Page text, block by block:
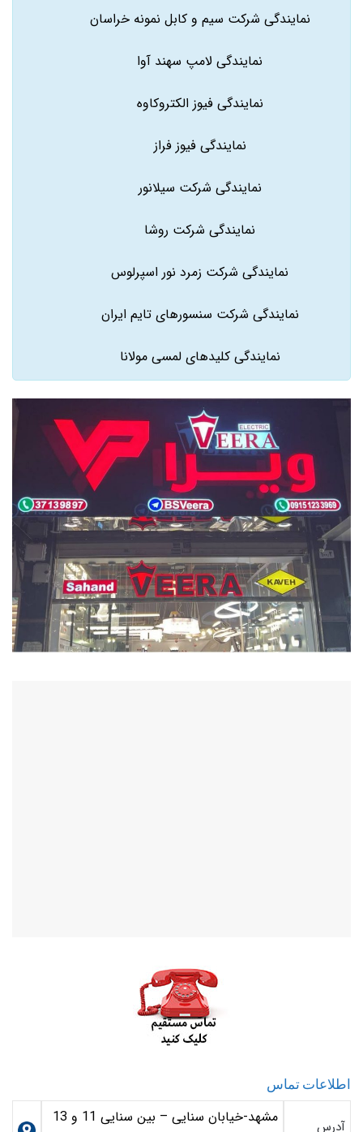
نمایندگی شرکت سیم و کابل نمونه خراسان
نمایندگی لامپ سهند آوا
نمایندگی فیوز الکتروکاوه
نمایندگی فیوز فراز
نمایندگی شرکت سیلانور
نمایندگی شرکت روشا
نمایندگی شرکت زمرد نور اسپرلوس
نمایندگی شرکت سنسورهای تایم ایران
نمایندگی کلیدهای لمسی مولانا
اطلاعات تماس
آدرس
مشهد-خیابان سنایی – بین سنایی 11 و 13